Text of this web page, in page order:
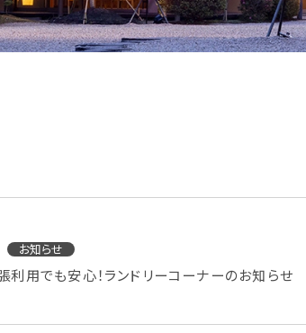
お知らせ
利用でも安心！ランドリーコーナーのお知らせ